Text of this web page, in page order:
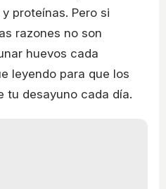
proteínas. Pero si
razones no son
huevos cada
leyendo para que los
tu desayuno cada día.